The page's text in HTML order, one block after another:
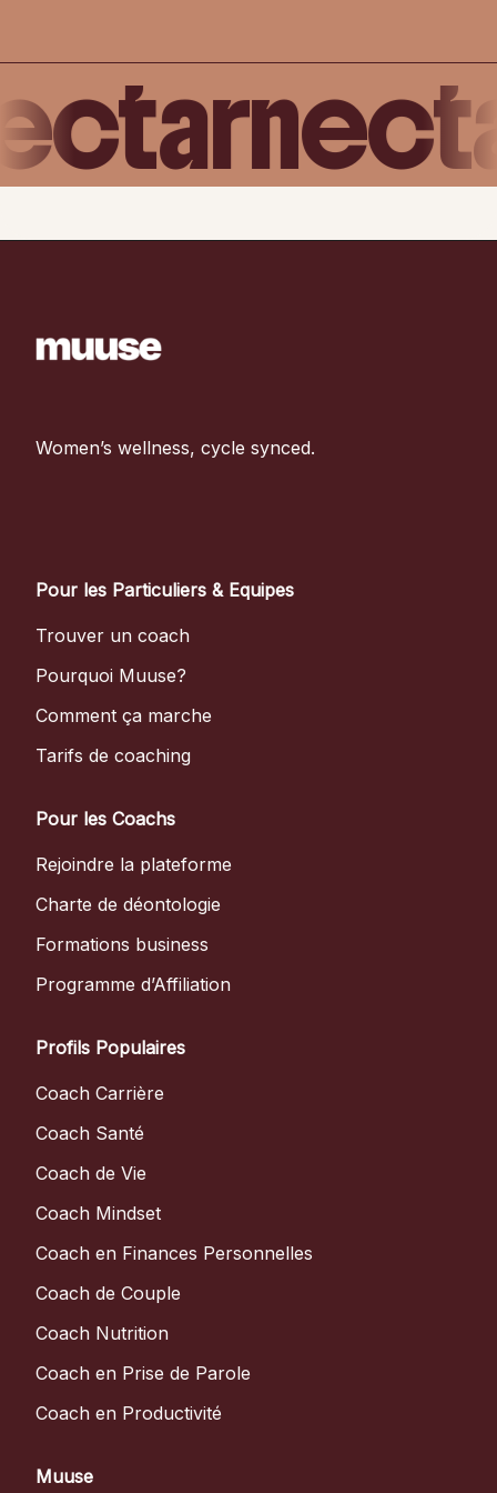
Women’s wellness, cycle synced.
Pour les Particuliers & Equipes
Trouver un coach
Pourquoi Muuse?
Comment ça marche
Tarifs de coaching
Pour les Coachs
Rejoindre la plateforme
Charte de déontologie
Formations business
Programme d’Affiliation
Profils Populaires
Coach Carrière
Coach Santé
Coach de Vie
Coach Mindset
Coach en Finances Personnelles
Coach de Couple
Coach Nutrition
Coach en Prise de Parole
Coach en Productivité
Muuse